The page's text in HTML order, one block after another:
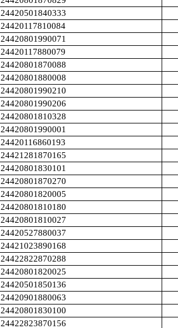
24420501840333
24420117810084
24420801990071
24420117880079
24420801870088
24420801880008
24420801990210
24420801990206
24420801810328
24420801990001
24420116860193
24421281870165
24420801830101
24420801870270
24420801820005
24420801810180
24420801810027
24420527880037
24421023890168
24422822870288
24420801820025
24420501850136
24420901880063
24420801830100
24422823870156